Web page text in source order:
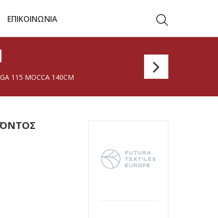
ΕΠΙΚΟΙΝΩΝΙΑ
115 MOCCA 140CM
101